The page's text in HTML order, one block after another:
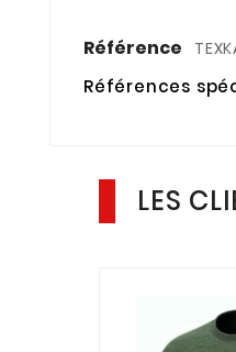
Référence
Références
LES